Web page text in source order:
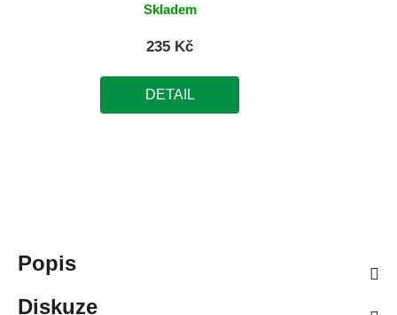
Skladem
235 Kč
DETAIL
Popis
Diskuze